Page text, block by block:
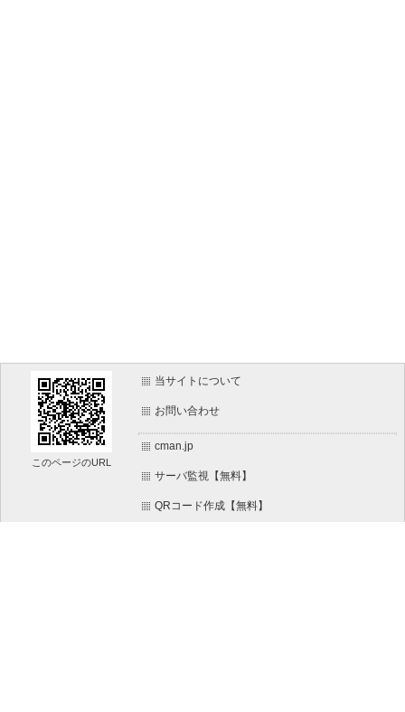
このページのURL
当サイトについて
お問い合わせ
cman.jp
サーバ監視【無料】
QRコード作成【無料】